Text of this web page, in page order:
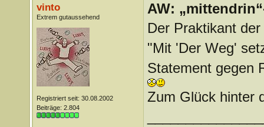
vinto
Extrem gutaussehend
Registriert seit: 30.08.2002
Beiträge: 2.804
AW:
Der Praktikant
"Mit 'Der Weg'
Statement gegen
Zum Glück hinter